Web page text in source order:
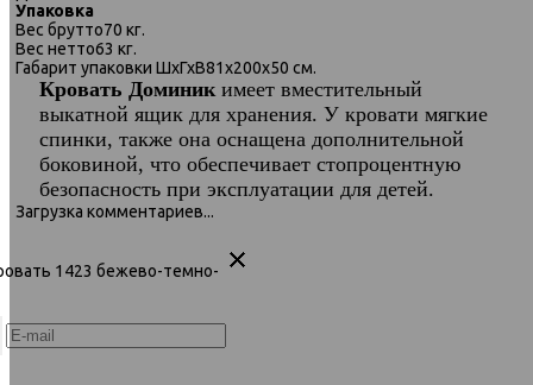
Доминик 757 Кровать 1423
бежево-темно-коричневый
Доминик 757 Кровать
Упаковка
Вес брутто70 кг.
Вес нетто63 кг.
Габарит упаковки ШхГхВ81х200х50 см.
Кровать Доминик имеет вместительный
выкатной ящик для хранения. У кровати мягкие
спинки, также она оснащена дополнительной
боковиной, что обеспечивает стопроцентную
безопасность при эксплуатации для детей.
Загрузка комментариев...
1423 бежево-темно-